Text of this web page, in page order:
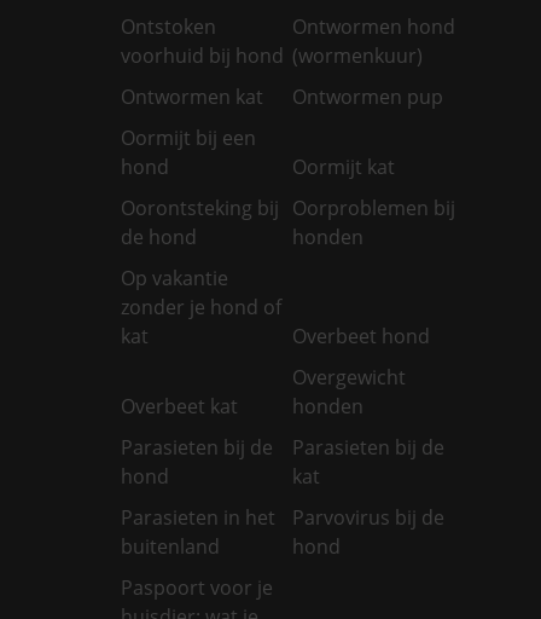
Ontstoken
voorhuid bij hond
Ontwormen hond
(wormenkuur)
Ontwormen kat
Ontwormen pup
Oormijt bij een
hond
Oormijt kat
Oorontsteking bij
de hond
Oorproblemen bij
honden
Op vakantie
zonder je hond of
kat
Overbeet hond
Overbeet kat
Overgewicht
honden
Parasieten bij de
hond
Parasieten bij de
kat
Parasieten in het
buitenland
Parvovirus bij de
hond
Paspoort voor je